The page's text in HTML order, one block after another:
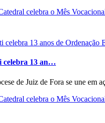
celebra o Mês
celebra 13 an…
de Juiz de Fora se une
celebra o Mês